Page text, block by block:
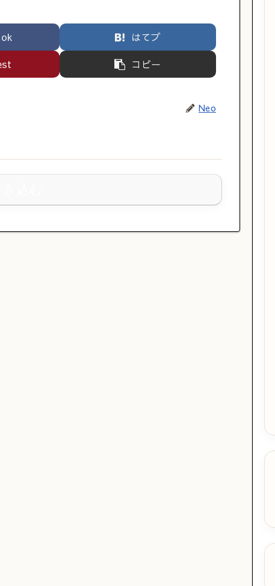
はてブ
コピー
Neo